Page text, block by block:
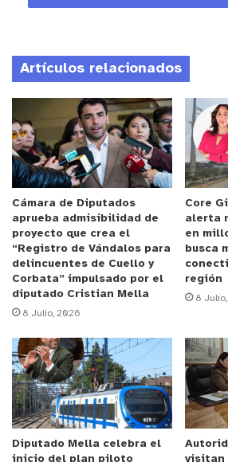
sufrido durante los meses de
colegiado, la situación
tuopinas.clel concejal Johnny
Anuncio Patrocinado
“Lo importante es que la
modificaciones en el
martes. El lunes hubo una
para poder discutir y conjugar
mociones que hicimos el jueves
acordó es un acuerdo
incorporar al comercio local y
cantidad de locales adheridos a
edil.
Asimismo, Piraino se mostró
que más de 40 locales
del convenio, además de
Artículos relacionados
Cámara de Diputados
aprueba admisibilidad de
proyecto que crea el
“Registro de Vándalos para
delincuentes de Cuello y
Corbata” impulsado por el
diputado Cristian Mella
8 Julio, 2026
Core
alerta
en
busca
región
8
Diputado Mella celebra el
inicio del plan piloto
visitan